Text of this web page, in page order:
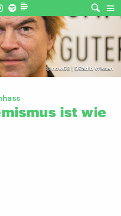
©now68 | DRadio Wissen
ist wie